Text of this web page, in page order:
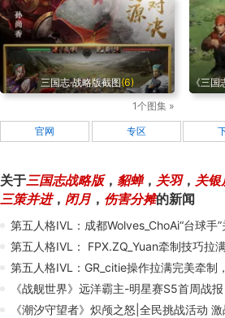
三国志·战略版截图(6)
1个图集 »
《三
官网 专区
关于三国志战略版， 貂蝉， 关羽， 关银
三策并进， 闭月 ， 伤害分摊的新闻
《战舰世界》远洋霸主-明星赛S5首周战报
《潮汐守望者》炽颅之怒|全民挑战活动 激